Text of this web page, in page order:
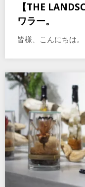
【THE
ワラー。
皆様、こんにちは